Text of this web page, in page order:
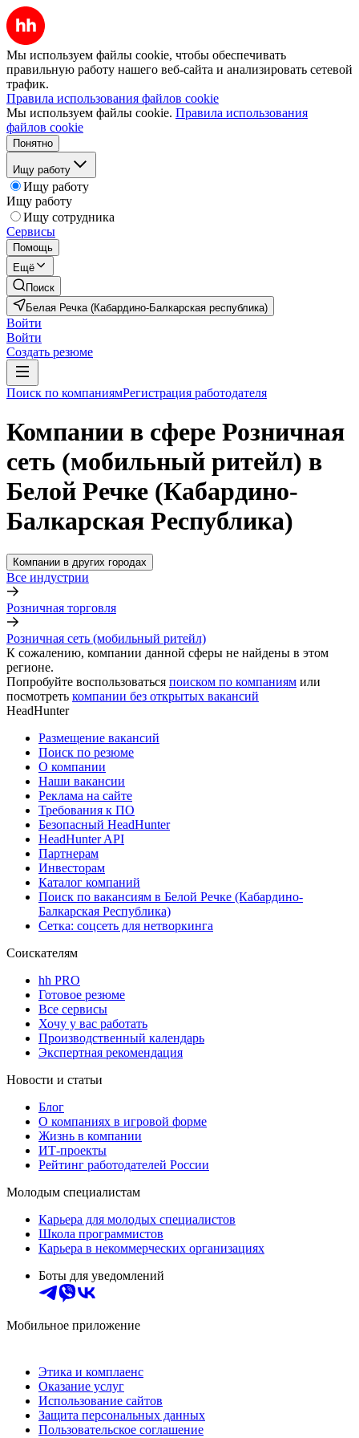
Мы используем файлы cookie, чтобы обеспечивать
правильную работу нашего веб-сайта и анализировать сетевой
трафик.
Правила использования файлов cookie
Мы используем файлы cookie. Правила использования
файлов cookie
Понятно
Ищу работу
Ищу работу
Ищу работу
Ищу сотрудника
Сервисы
Помощь
Ещё
Поиск
Белая Речка (Кабардино-Балкарская республика)
Войти
Войти
Создать резюме
Поиск по компаниямРегистрация работодателя
Компании в сфере Розничная
сеть (мобильный ритейл) в
Белой Речке (Кабардино-
Балкарская Республика)
Компании в других городах
Все индустрии
Розничная торговля
Розничная сеть (мобильный ритейл)
К сожалению, компании данной сферы не найдены в этом
регионе.
Попробуйте воспользоваться поиском по компаниям или
посмотреть компании без открытых вакансий
HeadHunter
Размещение вакансий
Поиск по резюме
О компании
Наши вакансии
Реклама на сайте
Требования к ПО
Безопасный HeadHunter
HeadHunter API
Партнерам
Инвесторам
Каталог компаний
Поиск по вакансиям в Белой Речке (Кабардино-
Балкарская Республика)
Сетка: соцсеть для нетворкинга
Соискателям
hh PRO
Готовое резюме
Все сервисы
Хочу у вас работать
Производственный календарь
Экспертная рекомендация
Новости и статьи
Блог
О компаниях в игровой форме
Жизнь в компании
ИТ-проекты
Рейтинг работодателей России
Молодым специалистам
Карьера для молодых специалистов
Школа программистов
Карьера в некоммерческих организациях
Боты для уведомлений
Мобильное приложение
Этика и комплаенс
Оказание услуг
Использование сайтов
Защита персональных данных
Пользовательское соглашение